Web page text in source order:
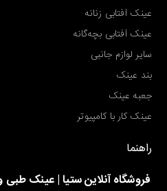
عینک آفتابی زنانه
عینک آفتابی بچه‌گانه
سایر لوازم جانبی
بند عینک
جعبه عینک
عینک کار با کامپیوتر
راهنما
فروشگاه آنلاین ستیا | عینک طبی